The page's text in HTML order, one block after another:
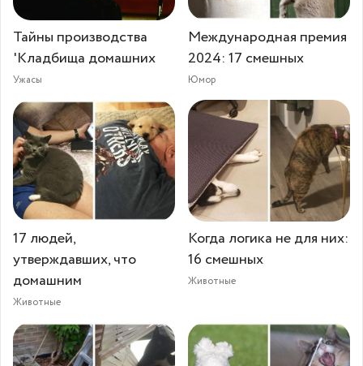
Тайны производства
'Кладбища домашних
Ужасы
Международная премия
2024: 17 смешных
Юмор
17 людей,
утверждавших, что
домашним
Животные
Когда логика не для них:
16 смешных
Животные